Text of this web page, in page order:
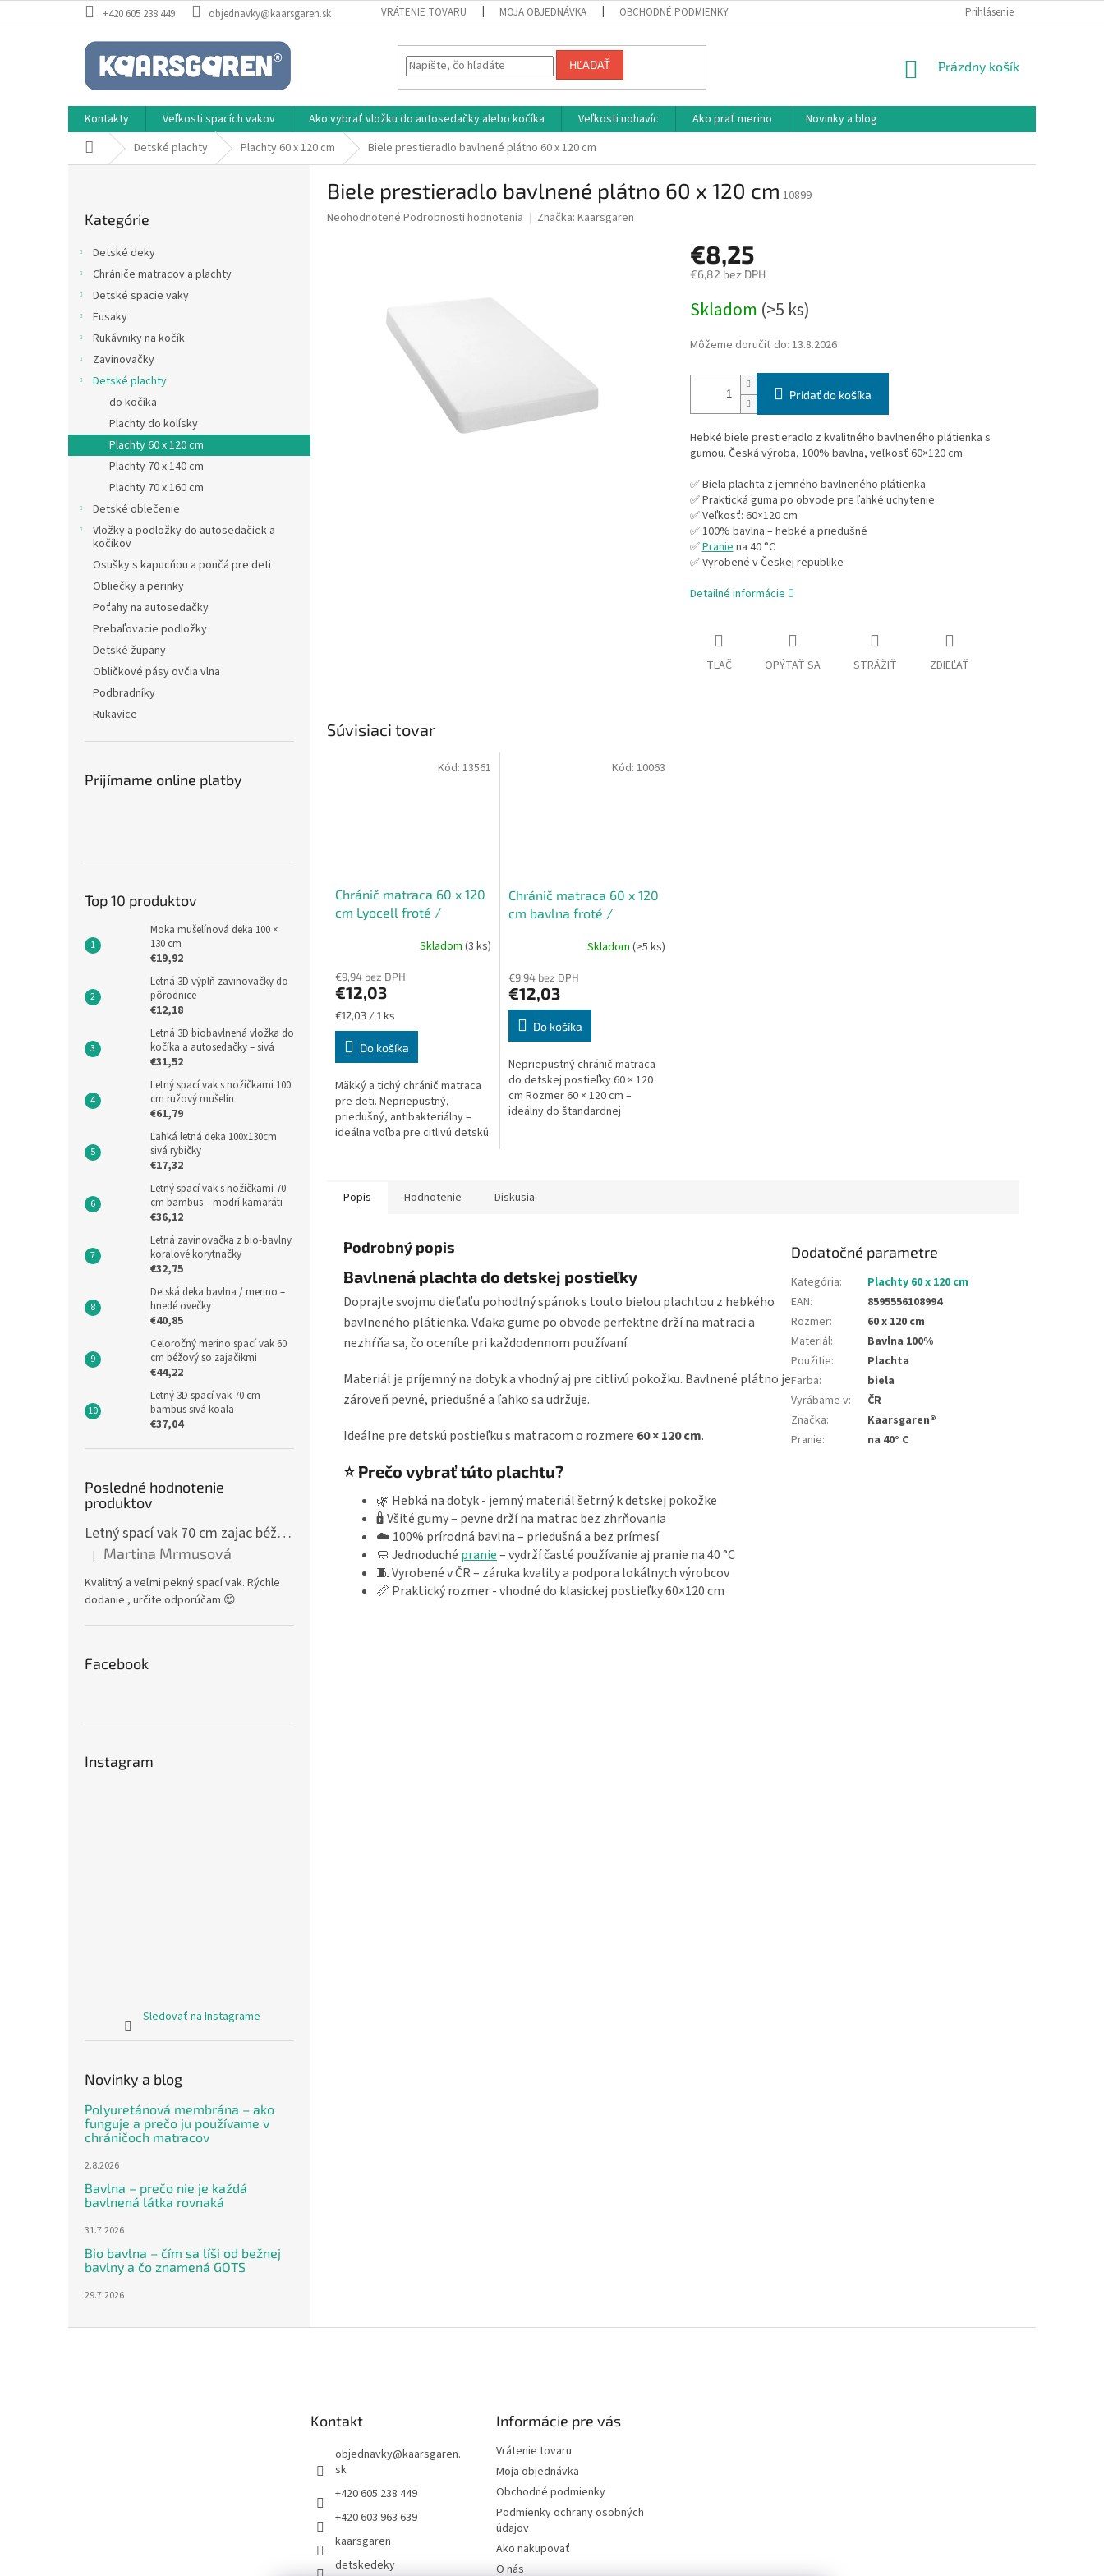
na
+420 605 238 449 objednavky@kaarsgaren.sk VRÁTENIE TOVARU MOJA OBJEDNÁVKA OBCHODNÉ PODMIENKY AKO NAKUPOVAŤ
Prihlásenie
HĽADAŤ
NÁKUPNÝ
Prázdny košík
Kontakty Veľkosti spacích vakov Ako vybrať vložku do autosedačky alebo kočíka Veľkosti nohavíc Ako prať merino
Novinky a blog
DomovDetské plachty Plachty 60 x 120 cm Biele prestieradlo bavlnené plátno 60 x 120 cm
kategórie
Kategórie
Detské deky
Chrániče matracov a plachty
Detské spacie vaky
Fusaky
Rukávniky na kočík
Zavinovačky
Detské plachty
do kočíka
Plachty do kolísky
Plachty 60 x 120 cm
Plachty 70 x 140 cm
Plachty 70 x 160 cm
Detské oblečenie
Vložky a podložky do autosedačiek a
kočíkov
Osušky s kapucňou a pončá pre deti
Obliečky a perinky
Poťahy na autosedačky
Prebaľovacie podložky
Detské župany
Obličkové pásy ovčia vlna
Podbradníky
Rukavice
Prijímame online platby
Top 10 produktov
Moka mušelínová deka 100 ×
130 cm
€19,92
Letná 3D výplň zavinovačky do
pôrodnice
€12,18
Letná 3D biobavlnená vložka do
kočíka a autosedačky – sivá
€31,52
Letný spací vak s nožičkami 100
cm ružový mušelín
€61,79
Ľahká letná deka 100x130cm
sivá rybičky
€17,32
Letný spací vak s nožičkami 70
cm bambus – modrí kamaráti
€36,12
Letná zavinovačka z bio-bavlny
koralové korytnačky
€32,75
Detská deka bavlna / merino –
hnedé ovečky
€40,85
Celoročný merino spací vak 60
cm béžový so zajačikmi
€44,22
Letný 3D spací vak 70 cm
bambus sivá koala
€37,04
Posledné hodnotenie
produktov
Letný spací vak 70 cm zajac béžový zips na boku
Hodnotenie produktu je 5 z 5 hviezdičiek.
| Martina Mrmusová
Kvalitný a veľmi pekný spací vak. Rýchle
dodanie , určite odporúčam 😊
Facebook
Instagram
Sledovať na Instagrame
Novinky a blog
Polyuretánová membrána – ako
funguje a prečo ju používame v
chráničoch matracov
2.8.2026
Bavlna – prečo nie je každá
bavlnená látka rovnaká
31.7.2026
Bio bavlna – čím sa líši od bežnej
bavlny a čo znamená GOTS
29.7.2026
Biele prestieradlo bavlnené plátno 60 x 120 cm 10899
Priemerné
Neohodnotené Podrobnosti hodnotenia Značka: Kaarsgaren
€8,25
€6,82 bez DPH
cena:
Skladom (>5 ks)
Môžeme doručiť do: 13.8.2026
Pridať do košíka
Hebké biele prestieradlo z kvalitného bavlneného plátienka s
gumou. Česká výroba, 100% bavlna, veľkosť 60×120 cm.
✅ Biela plachta z jemného bavlneného plátienka
✅ Praktická guma po obvode pre ľahké uchytenie
✅ Veľkosť: 60×120 cm
✅ 100% bavlna – hebké a priedušné
✅Praniena 40 °C
✅ Vyrobené v Českej republike
Detailné informácie
TLAČ OPÝTAŤ SA STRÁŽIŤ ZDIEĽAŤ
Súvisiaci tovar
Chránič matraca 60 x 120
cm Lyocell froté /
Skladom (3 ks)
€9,94 bez DPH
€12,03
Jednotková
cena:
€12,03 / 1 ks
Do košíka
Mäkký a tichý chránič matraca
pre deti. Nepriepustný,
priedušný, antibakteriálny –
ideálna voľba pre citlivú detskú
Kód: 13561
Chránič matraca 60 x 120
cm bavlna froté /
Skladom (>5 ks)
€9,94 bez DPH
€12,03
Do košíka
Nepriepustný chránič matraca
do detskej postieľky 60 × 120
cm Rozmer 60 × 120 cm –
ideálny do štandardnej
Kód: 10063
Popis Hodnotenie Diskusia
Podrobný popis
Bavlnená plachta do detskej postieľky
Doprajte svojmu dieťaťu pohodlný spánok s touto bielou plachtou z hebkého
bavlneného plátienka. Vďaka gume po obvode perfektne drží na matraci a
nezhŕňa sa, čo oceníte pri každodennom používaní.
Materiál je príjemný na dotyk a vhodný aj pre citlivú pokožku. Bavlnené plátno je
zároveň pevné, priedušné a ľahko sa udržuje.
Ideálne pre detskú postieľku s matracom o rozmere 60 × 120 cm.
⭐ Prečo vybrať túto plachtu?
🌿 Hebká na dotyk - jemný materiál šetrný k detskej pokožke
🔒 Všité gumy – pevne drží na matrac bez zhrňovania
☁️ 100% prírodná bavlna – priedušná a bez prímesí
🧼 Jednoduché pranie– vydrží časté používanie aj pranie na 40 °C
🧵 Vyrobené v ČR – záruka kvality a podpora lokálnych výrobcov
📏 Praktický rozmer - vhodné do klasickej postieľky 60×120 cm
Dodatočné parametre
Kategória:
Plachty 60 x 120 cm
EAN:
8595556108994
Rozmer:
60 x 120 cm
Materiál:
Bavlna 100%
Použitie:
Plachta
Farba:
biela
Vyrábame v:
ČR
Značka:
Kaarsgaren®
Pranie: na 40° C
Kontakt
objednavky@kaarsgaren.
sk
+420 605 238 449
+420 603 963 639
kaarsgaren
detskedeky
Informácie pre vás
Vrátenie tovaru
Moja objednávka
Obchodné podmienky
Podmienky ochrany osobných
údajov
Ako nakupovať
O nás